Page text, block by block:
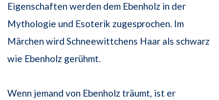
Eigenschaften werden dem Ebenholz in der
Mythologie und Esoterik zugesprochen. Im
Märchen wird Schneewittchens Haar als schwarz
wie Ebenholz gerühmt.
Wenn jemand von Ebenholz träumt, ist er